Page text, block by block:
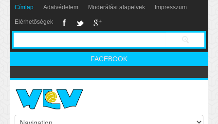
Címlap Adatvédelem Moderálási alapelvek Impresszum
Elérhetőségek
FACEBOOK